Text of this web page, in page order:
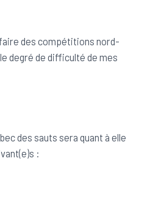
des compétitions nord-
degré de difficulté de mes
des sauts sera quant à elle
: